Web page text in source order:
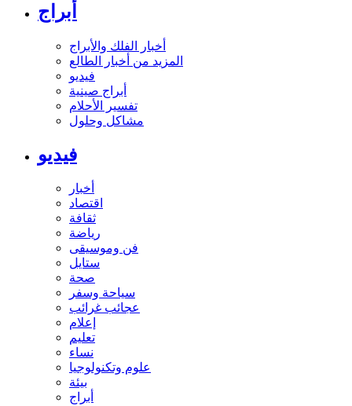
أبراج
أخبار الفلك والأبراج
المزيد من أخبار الطالع
فيديو
أبراج صينية
تفسير الأحلام
مشاكل وحلول
فيديو
أخبار
اقتصاد
ثقافة
رياضة
فن وموسيقى
ستايل
صحة
سياحة وسفر
عجائب غرائب
إعلام
تعليم
نساء
علوم وتكنولوجيا
بيئة
أبراج